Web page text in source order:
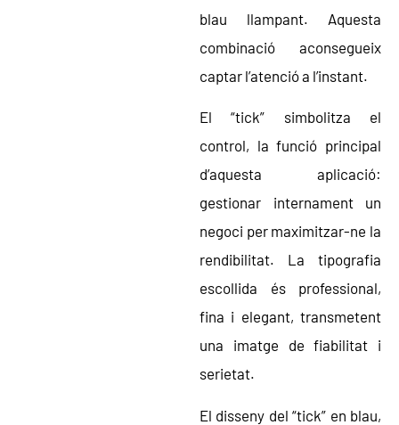
blau llampant. Aquesta
combinació aconsegueix
captar l’atenció a l’instant.
El “tick” simbolitza el
control, la funció principal
d’aquesta aplicació:
gestionar internament un
negoci per maximitzar-ne la
rendibilitat. La tipografia
escollida és professional,
fina i elegant, transmetent
una imatge de fiabilitat i
serietat.
El disseny del “tick” en blau,